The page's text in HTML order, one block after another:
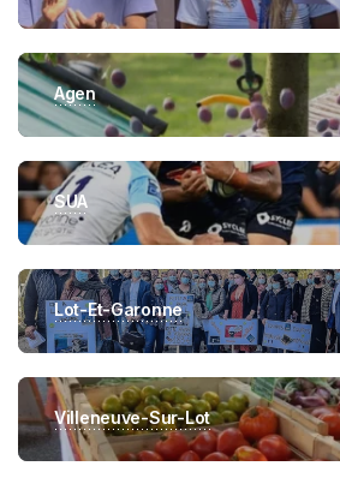
Agen
SUA
Lot-Et-Garonne
Villeneuve-Sur-Lot